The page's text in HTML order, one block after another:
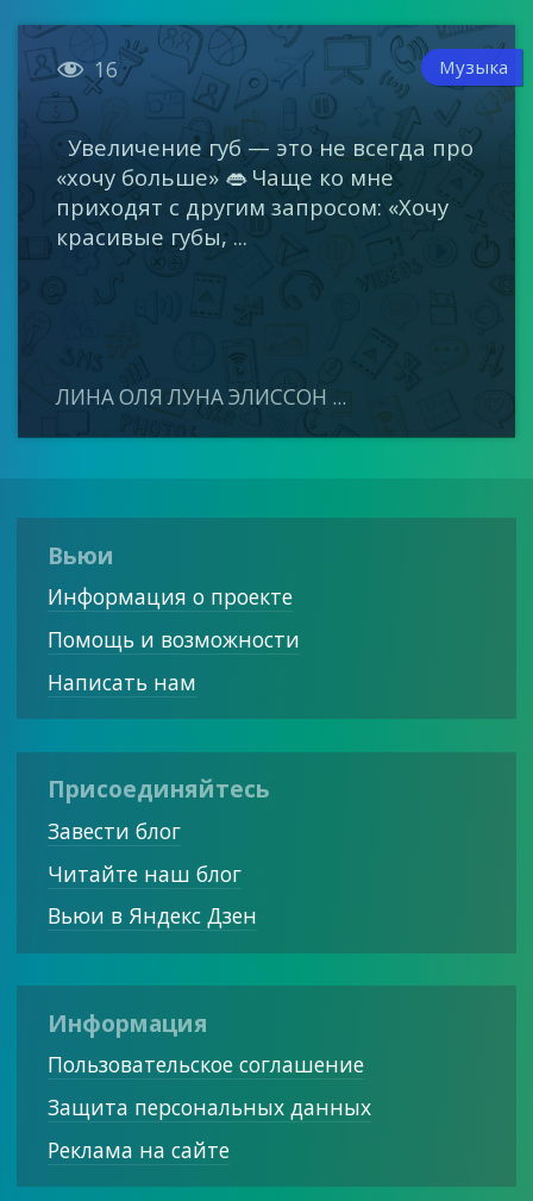
 16 Музыка
Увеличение губ — это не всегда про
«хочу больше» 👄 Чаще ко мне
приходят с другим запросом: «Хочу
красивые губы, ...
ЛИНА ОЛЯ ЛУНА ЭЛИССОН ...
Вьюи
Информация о проекте
Помощь и возможности
Написать нам
Присоединяйтесь
Завести блог
Читайте наш блог
Вьюи в Яндекс Дзен
Информация
Пользовательское соглашение
Защита персональных данных
Реклама на сайте